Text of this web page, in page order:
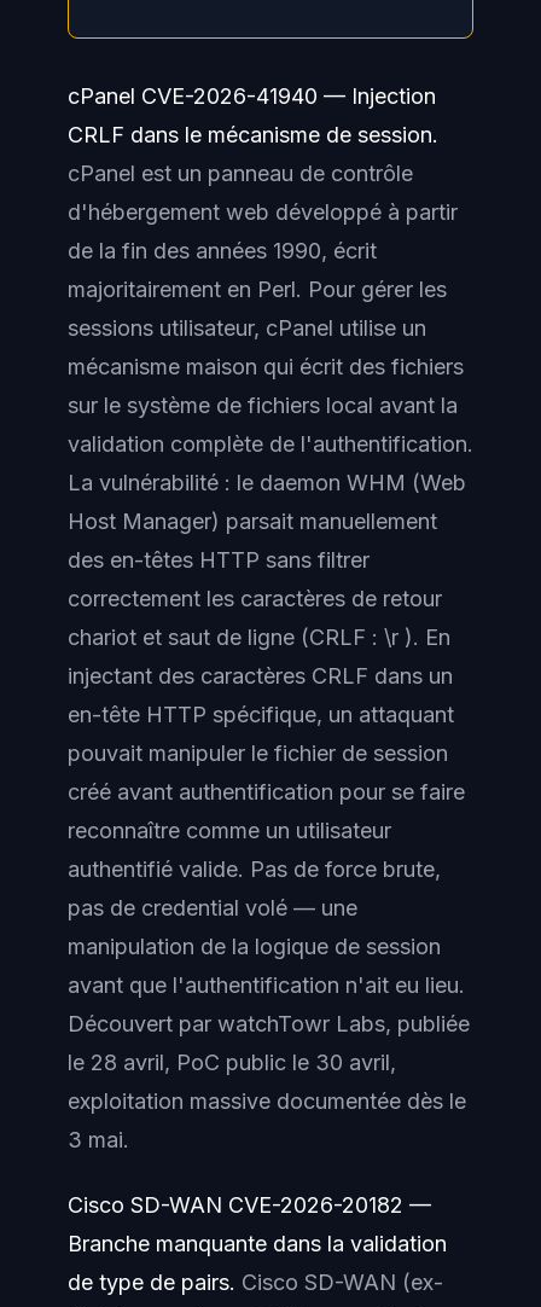
cPanel CVE-2026-41940 — Injection
CRLF dans le mécanisme de session.
cPanel est un panneau de contrôle
d'hébergement web développé à partir
de la fin des années 1990, écrit
majoritairement en Perl. Pour gérer les
sessions utilisateur, cPanel utilise un
mécanisme maison qui écrit des fichiers
sur le système de fichiers local avant la
validation complète de l'authentification.
La vulnérabilité : le daemon WHM (Web
Host Manager) parsait manuellement
des en-têtes HTTP sans filtrer
correctement les caractères de retour
chariot et saut de ligne (CRLF : \r ). En
injectant des caractères CRLF dans un
en-tête HTTP spécifique, un attaquant
pouvait manipuler le fichier de session
créé avant authentification pour se faire
reconnaître comme un utilisateur
authentifié valide. Pas de force brute,
pas de credential volé — une
manipulation de la logique de session
avant que l'authentification n'ait eu lieu.
Découvert par watchTowr Labs, publiée
le 28 avril, PoC public le 30 avril,
exploitation massive documentée dès le
3 mai.
Cisco SD-WAN CVE-2026-20182 —
Branche manquante dans la validation
de type de pairs. Cisco SD-WAN (ex-